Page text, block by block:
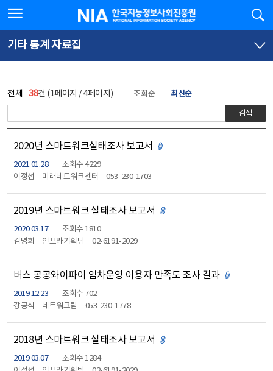
문
로
가
체
뉴
바
가
한국지능정보사회진흥원
기타 통계 자료집
전체 38건 (1페이지 / 4페이지) 조회순 최신순
검색
2020년 스마트워크실태조사 보고서 첨부파일 있음
2021.01.28
조회수 4229
이정섭
미래네트워크센터 053-230-1703
2019년 스마트워크 실태조사 보고서 첨부파일 있음
2020.03.17
조회수 1810
김명희
인프라기획팀 02-6191-2029
버스 공공와이파이 임차운영 이용자 만족도 조사 결과 첨부파일 있
2019.12.23
조회수 702
강공식
네트워크팀 053-230-1778
2018년 스마트워크 실태조사 보고서 첨부파일 있음
2019.03.07
조회수 1284